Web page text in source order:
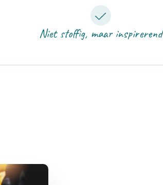
Niet stoffig, maar inspirerend